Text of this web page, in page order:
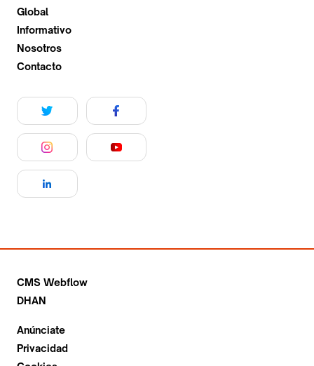
Global
Informativo
Nosotros
Contacto
CMS Webflow
DHAN
Anúnciate
Privacidad